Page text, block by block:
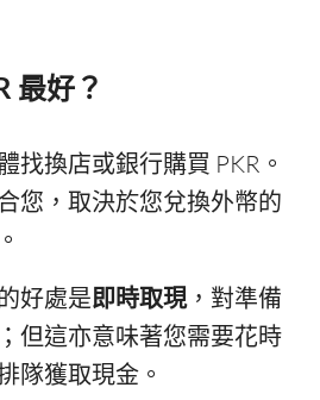
最好？
找換店或銀行購買 PKR。
您，取決於您兌換外幣的
好處是 即時取現，對準備
但這亦意味著您需要花時
隊獲取現金。